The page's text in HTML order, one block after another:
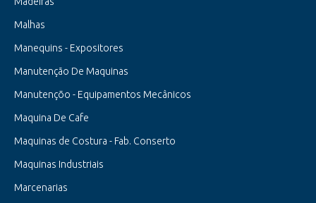
Malhas
Manequins - Expositores
Manutenção De Maquinas
Manutençõo - Equipamentos Mecânicos
Maquina De Cafe
Maquinas de Costura - Fab. Conserto
Maquinas Industriais
Marcenarias